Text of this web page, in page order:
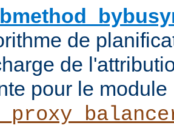
de
de
pour le module